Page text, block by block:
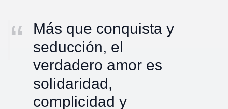
Más que conquista y
seducción, el
verdadero amor es
solidaridad,
complicidad y